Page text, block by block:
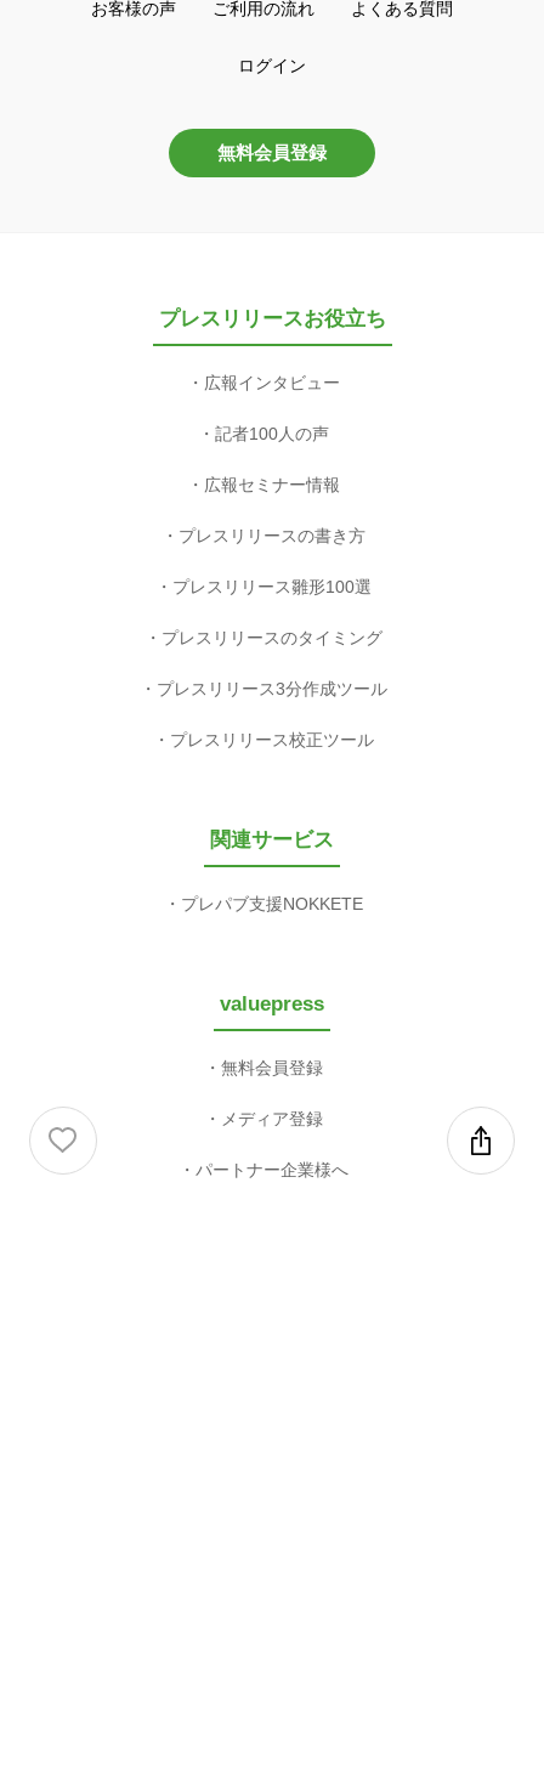
お客様の声 ご利用の流れ よくある質問
ログイン
無料会員登録
プレスリリースお役立ち
広報インタビュー
記者100人の声
広報セミナー情報
プレスリリースの書き方
プレスリリース雛形100選
プレスリリースのタイミング
プレスリリース3分作成ツール
プレスリリース校正ツール
関連サービス
プレパブ支援NOKKETE
valuepress
無料会員登録
メディア登録
パートナー企業様へ